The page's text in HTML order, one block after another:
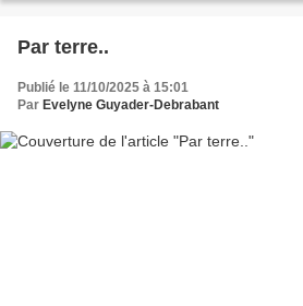
Par terre..
Publié le 11/10/2025 à 15:01
Par Evelyne Guyader-Debrabant